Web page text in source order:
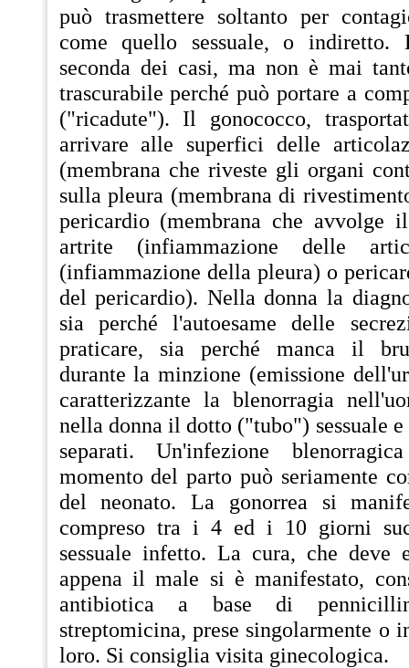
può trasmettere soltanto per
come quello sessuale, o
seconda dei casi, ma non è mai
trascurabile perché può portare a
("ricadute"). Il gonococco,
arrivare alle superfici delle
(membrana che riveste gli organi
sulla pleura (membrana di
pericardio (membrana che avvolge
artrite (infiammazione delle
(infiammazione della pleura) o
del pericardio). Nella donna la
sia perché l'autoesame delle
praticare, sia perché manca il
durante la minzione (emissione
caratterizzante la blenorragia
nella donna il dotto ("tubo") sessuale
separati. Un'infezione
momento del parto può seriamente
del neonato. La gonorrea si
compreso tra i 4 ed i 10 giorni
sessuale infetto. La cura, che deve
appena il male si è manifestato,
antibiotica a base di
streptomicina, prese singolarmente o
loro. Si consiglia visita ginecologica.